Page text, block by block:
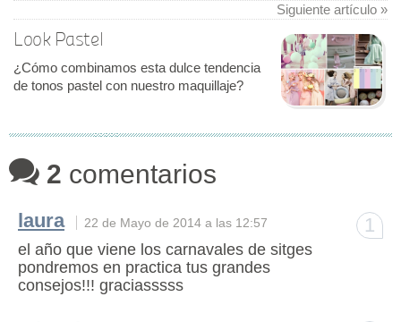
Siguiente artículo »
Look Pastel
¿Cómo combinamos esta dulce tendencia
de tonos pastel con nuestro maquillaje?
2 comentarios
1
laura 22 de Mayo de 2014 a las 12:57
el año que viene los carnavales de sitges
pondremos en practica tus grandes
consejos!!! graciasssss